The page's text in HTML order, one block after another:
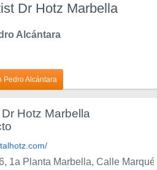
Dr Hotz Marbella
Alcántara
Pedro Alcántara
Hotz Marbella
1a Planta Marbella, Calle